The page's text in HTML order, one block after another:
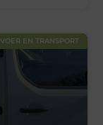
EN TRANSPORT